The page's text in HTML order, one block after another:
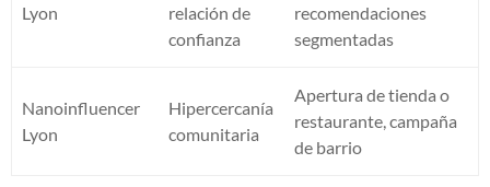
Lyon
relación de
confianza
recomendaciones
segmentadas
Nanoinfluencer
Lyon
Hipercercanía
comunitaria
Apertura de tienda o
restaurante, campaña
de barrio